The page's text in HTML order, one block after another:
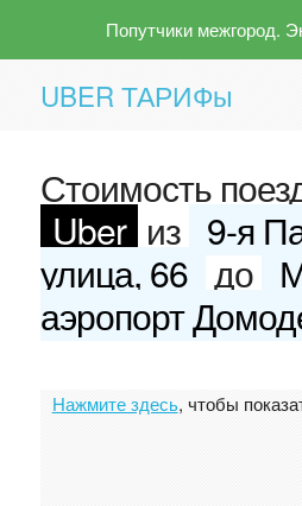
Попутчики межгород.
UBER ТАРИФы
Стоимость
Uber из 9-я
улица, 66 до
аэропорт
Нажмите здесь, чтобы